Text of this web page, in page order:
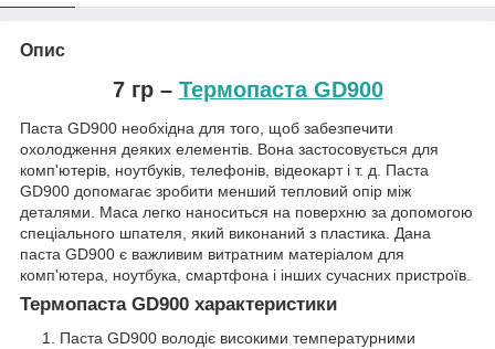
Опис
7 гр – Термопаста GD900
Паста GD900 необхідна для того, щоб забезпечити
охолодження деяких елементів. Вона застосовується для
комп'ютерів, ноутбуків, телефонів, відеокарт і т. д. Паста
GD900 допомагає зробити менший тепловий опір між
деталями. Маса легко наноситься на поверхню за допомогою
спеціального шпателя, який виконаний з пластика. Дана
паста GD900 є важливим витратним матеріалом для
комп'ютера, ноутбука, смартфона і інших сучасних пристроїв.
Термопаста GD900 характеристики
Паста GD900 володіє високими температурними